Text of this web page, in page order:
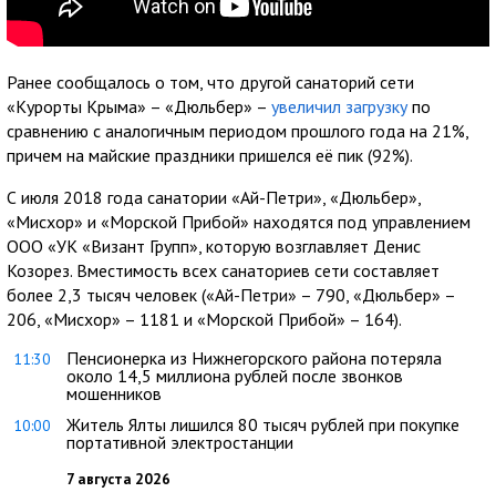
Ранее сообщалось о том, что другой санаторий сети
«Курорты Крыма» – «Дюльбер» – увеличил загрузкупо
сравнению с аналогичным периодом прошлого года на 21%,
причем на майские праздники пришелся её пик (92%).
С июля 2018 года санатории «Ай-Петри», «Дюльбер»,
«Мисхор» и «Морской Прибой» находятся под управлением
ООО «УК «Визант Групп», которую возглавляет Денис
Козорез. Вместимость всех санаториев сети составляет
более 2,3 тысяч человек («Ай-Петри» – 790, «Дюльбер» –
206, «Мисхор» – 1181 и «Морской Прибой» – 164).
11:30
Пенсионерка из Нижнегорского района потеряла
около 14,5 миллиона рублей после звонков
мошенников
10:00
Житель Ялты лишился 80 тысяч рублей при покупке
портативной электростанции
7 августа 2026